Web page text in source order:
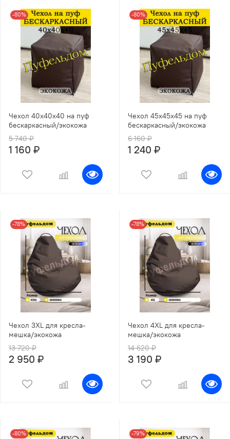
-80%
Чехол 40х40х40 на пуф
бескаркасный/экокожа
5 740 ₽
1 160 ₽
-80%
Чехол 45х45х45 на пуф
бескаркасный/экокожа
6 160 ₽
1 240 ₽
-78%
Чехол 3XL для кресла-
мешка/экокожа
13 720 ₽
2 950 ₽
-78%
Чехол 4XL для кресла-
мешка/экокожа
14 620 ₽
3 190 ₽
-80% -79%